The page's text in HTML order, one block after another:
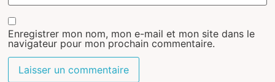
Enregistrer mon nom, mon e-mail et mon site dans le
navigateur pour mon prochain commentaire.